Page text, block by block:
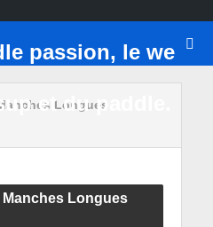
Longues
Manches Longues